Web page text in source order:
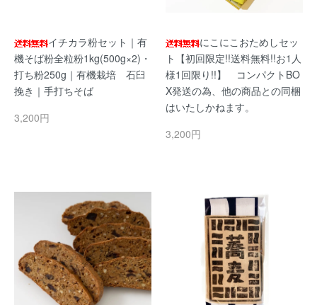
イチカラ粉セット｜有
機そば粉全粒粉1kg(500g×2)・
打ち粉250g｜有機栽培 石臼
挽き｜手打ちそば
3,200円
にこにこおためしセッ
ト【初回限定!!送料無料!!お1人
様1回限り!!】 コンパクトBO
X発送の為、他の商品との同梱
はいたしかねます。
3,200円